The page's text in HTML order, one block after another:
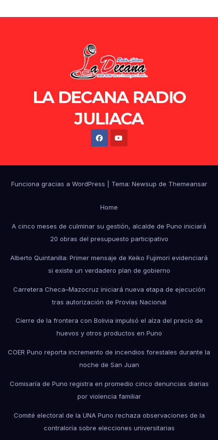
LA DECANA RADIO
JULIACA
Funciona gracias a WordPress Tema: Newsup de Themeansar
Home
A cinco meses de culminar su gestión, alcalde de Puno iniciará
20 obras del presupuesto participativo
Alberto Quintanilla: Primer mensaje de Keiko Fujimori evidenciará
si existe un verdadero plan de gobierno
Carretera Checa–Mazocruz iniciará nueva etapa de ejecución
tras autorización de Provías Nacional
Cierre de la frontera con Bolivia impulsó el alza del precio de
huevos y otros productos en Puno
COER Puno reporta incremento de incendios forestales durante la
noche de San Juan
Comisaría de Puno registra en promedio cinco denuncias diarias
por violencia familiar
Comité electoral de la UNA Puno rechaza observaciones de la
contraloría sobre elecciones universitarias